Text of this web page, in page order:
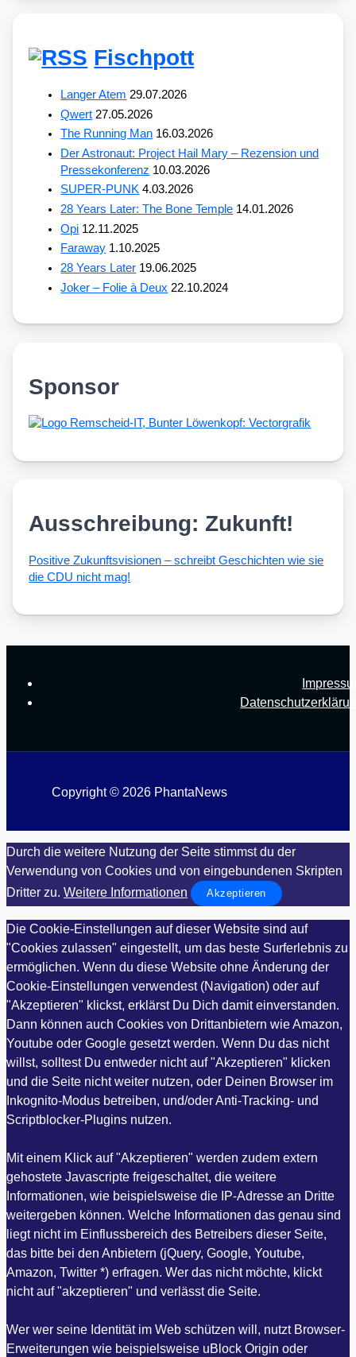
Fischpott
Langer Atem 29.07.2026
Qwert 27.05.2026
The Running Man 16.03.2026
Der Astronaut: Project Hail Mary – Rezension und
Pressekonferenz 10.03.2026
SUPER-PUNK 4.03.2026
28 Years Later: The Bone Temple 14.01.2026
Opi 12.11.2025
Faraway 1.10.2025
28 Years Later 19.06.2025
Joker – Folie à Deux 22.10.2024
Sponsor
Ausschreibung: Zukunft!
Posi­ti­ve Zukunfts­vi­sio­nen – schreibt Geschich­ten wie sie
die CDU nicht mag!
Copyright © 2026 PhantaNews
Durch die weitere Nutzung der Seite stimmst du der
Verwendung von Cookies und von eingebundenen Skripten
Dritter zu. Weitere Informationen Akzeptieren
Die Cookie-Einstellungen auf dieser Website sind auf
"Cookies zulassen" eingestellt, um das beste Surferlebnis zu
ermöglichen. Wenn du diese Website ohne Änderung der
Cookie-Einstellungen verwendest (Navigation) oder auf
"Akzeptieren" klickst, erklärst Du Dich damit einverstanden.
Dann können auch Cookies von Drittanbietern wie Amazon,
Youtube oder Google gesetzt werden. Wenn Du das nicht
willst, solltest Du entweder nicht auf "Akzeptieren" klicken
und die Seite nicht weiter nutzen, oder Deinen Browser im
Inkognito-Modus betreiben, und/oder Anti-Tracking- und
Scriptblocker-Plugins nutzen.
Mit einem Klick auf "Akzeptieren" werden zudem extern
gehostete Javascripte freigeschaltet, die weitere
Informationen, wie beispielsweise die IP-Adresse an Dritte
weitergeben können. Welche Informationen das genau sind
liegt nicht im Einflussbereich des Betreibers dieser Seite,
das bitte bei den Anbietern (jQuery, Google, Youtube,
Amazon, Twitter *) erfragen. Wer das nicht möchte, klickt
nicht auf "akzeptieren" und verlässt die Seite.
Wer wer seine Identität im Web schützen will, nutzt Browser-
Erweiterungen wie beispielsweise uBlock Origin oder